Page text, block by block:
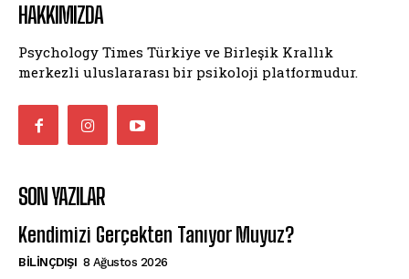
HAKKIMIZDA
Psychology Times Türkiye ve Birleşik Krallık
merkezli uluslararası bir psikoloji platformudur.
SON YAZILAR
Kendimizi Gerçekten Tanıyor Muyuz?
BILINÇDIŞI 8 Ağustos 2026